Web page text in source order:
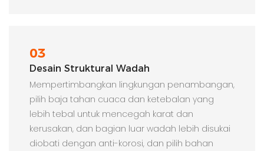
03
Desain Struktural Wadah
Mempertimbangkan lingkungan penambangan,
pilih baja tahan cuaca dan ketebalan yang
lebih tebal untuk mencegah karat dan
kerusakan, dan bagian luar wadah lebih disukai
diobati dengan anti-korosi, dan pilih bahan